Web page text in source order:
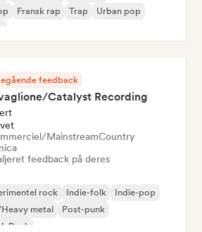
Fransk rap Trap
Urban pop
feedback
Catalyst Recording
MainstreamCountry
feedback på deres
rock Indie-folk
Indie-pop
metal
Post-punk
Rock